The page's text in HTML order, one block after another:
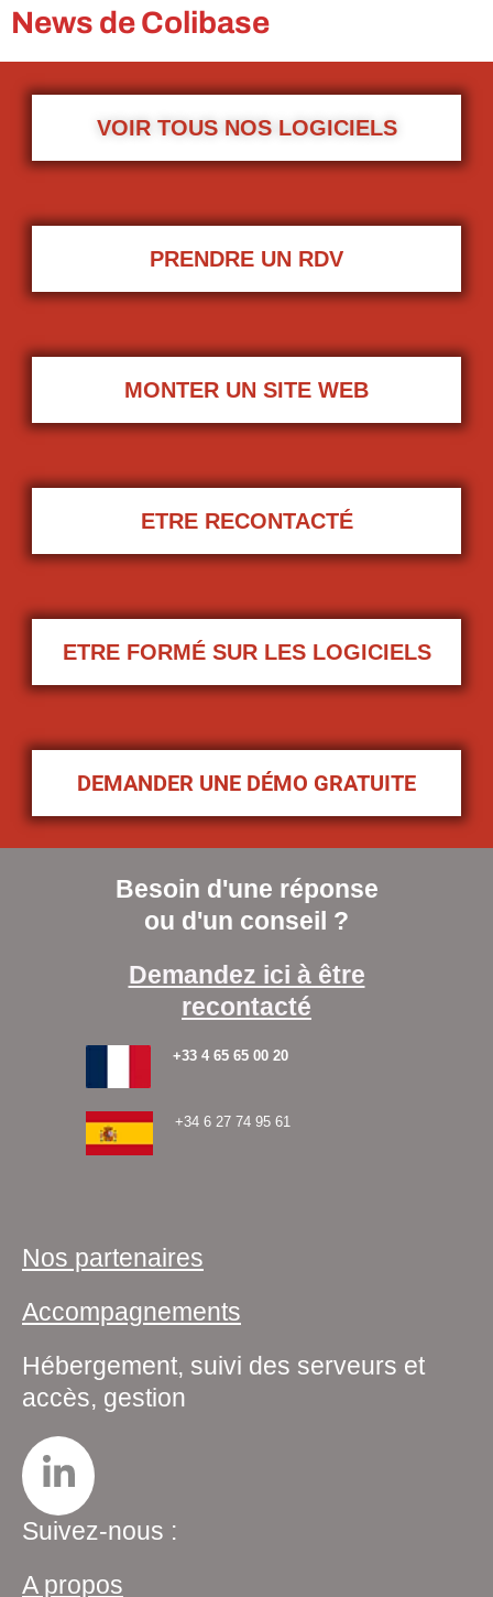
News de Colibase
VOIR TOUS NOS LOGICIELS
PRENDRE UN RDV
MONTER UN SITE WEB
ETRE RECONTACTÉ
ETRE FORMÉ SUR LES LOGICIELS
DEMANDER UNE DÉMO GRATUITE
Besoin d'une réponse
ou d'un conseil ?
Demandez ici à être
recontacté
+33 4 65 65 00 20
+34 6 27 74 95 61
Nos partenaires
Accompagnements
Hébergement, suivi des serveurs et
accès, gestion
Suivez-nous :
A propos